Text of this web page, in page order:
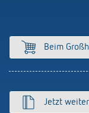
Beim
Jetzt